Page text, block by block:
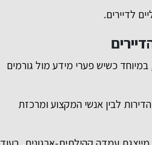
לדיירים.
במיוחד כשיש פערי מידע מול גורמים
לבין אנשי המקצוע ומרכזת